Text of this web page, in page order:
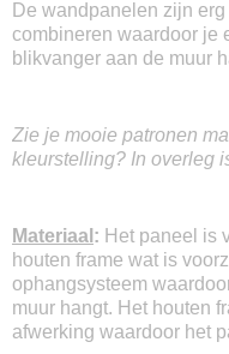
De wandpanelen zijn
combineren waardoor je
blikvanger aan de muur
Zie je mooie patronen
kleurstelling? In overleg
Materiaal : Het paneel is
houten frame wat is
ophangsysteem
muur hangt. Het houten
afwerking waardoor het